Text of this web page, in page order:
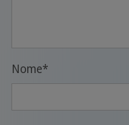
Nome*